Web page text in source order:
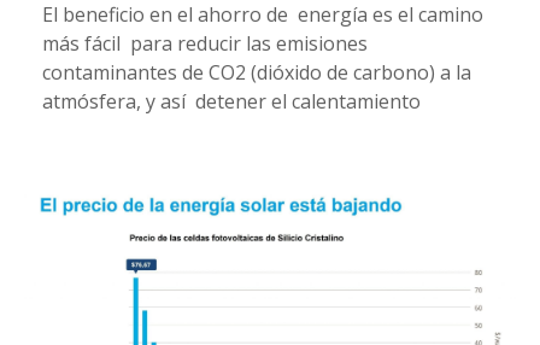
El beneficio en el ahorro de energía es el camino
más fácil para reducir las emisiones
contaminantes de CO2 (dióxido de carbono) a la
atmósfera, y así detener el calentamiento